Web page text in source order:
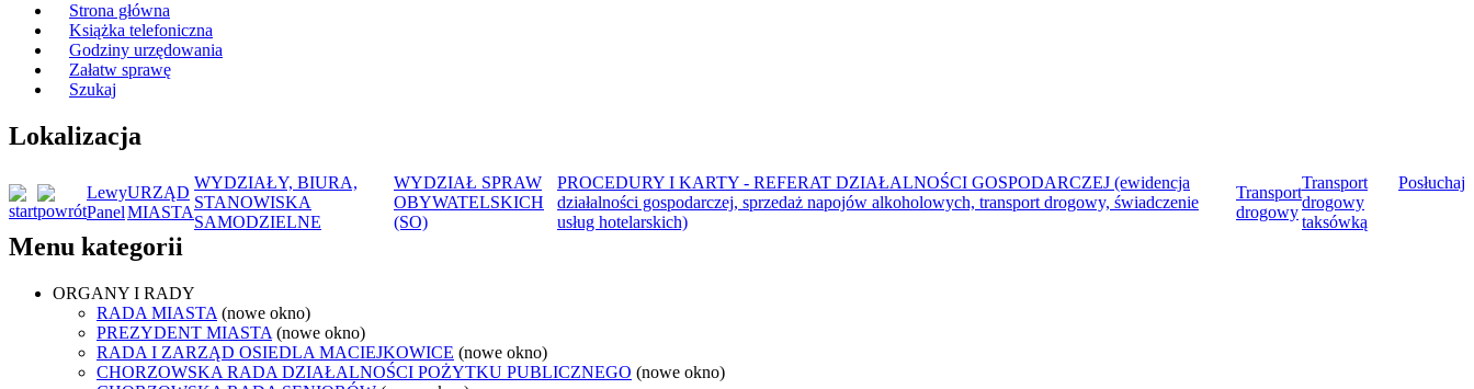
Strona główna
Książka telefoniczna
Godziny urzędowania
Załatw sprawę
Szukaj
Lokalizacja
Posłuchaj
Lewy
Panel
URZĄD
MIASTA
WYDZIAŁY, BIURA,
STANOWISKA
SAMODZIELNE
WYDZIAŁ SPRAW
OBYWATELSKICH
(SO)
PROCEDURY I KARTY - REFERAT DZIAŁALNOŚCI GOSPODARCZEJ (ewidencja
działalności gospodarczej, sprzedaż napojów alkoholowych, transport drogowy, świadczenie
usług hotelarskich)
Transport
drogowy
Transport
drogowy
taksówką
Menu kategorii
ORGANY I RADY
RADA MIASTA (nowe okno)
PREZYDENT MIASTA (nowe okno)
RADA I ZARZĄD OSIEDLA MACIEJKOWICE (nowe okno)
CHORZOWSKA RADA DZIAŁALNOŚCI POŻYTKU PUBLICZNEGO (nowe okno)